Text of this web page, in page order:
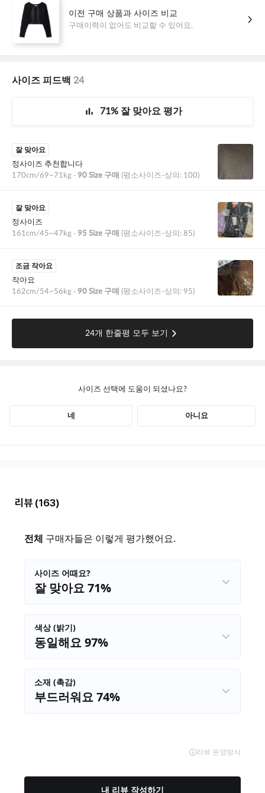
리뷰 (163)